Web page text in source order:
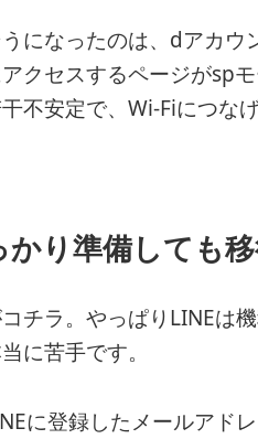
になったのは、dアカ
クセスするページがsp
不安定で、Wi-Fiにつな
り準備しても
チラ。やっぱりLINEは
に苦手です。
に登録したメールアド